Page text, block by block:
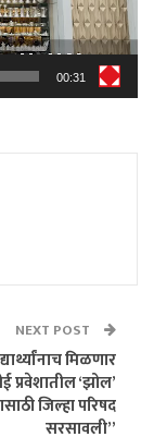
00:31
NEXT POST
मिळणार
प्रवेशातील ‘झोल’
जिल्हा परिषद
सरसावली”